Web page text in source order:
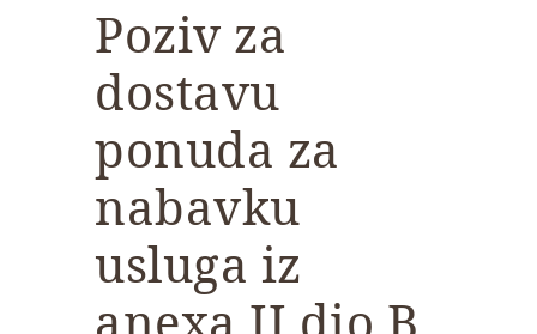
Poziv za
dostavu
ponuda za
nabavku
usluga iz